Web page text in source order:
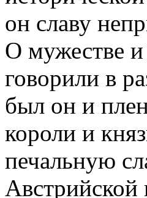
он славу
О мужестве
говорили в
был он и
короли и
печальную